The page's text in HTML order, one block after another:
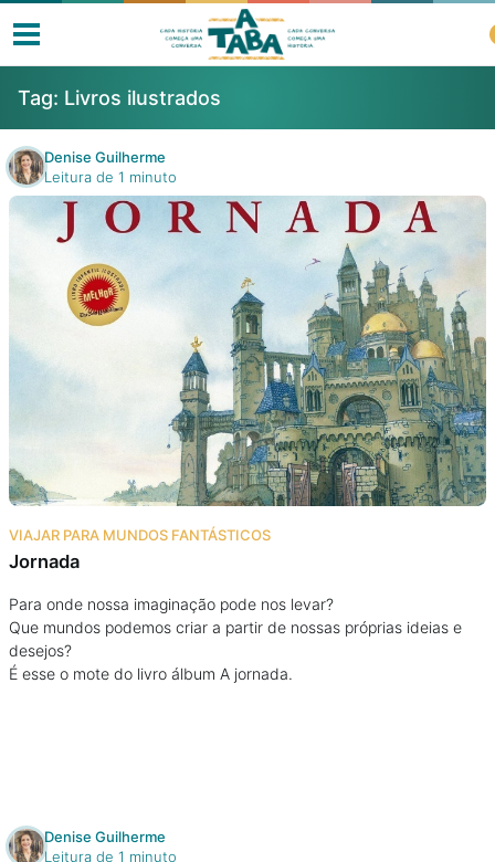
Livros
Resenhas
Clube de Leitores
Listas
Como ler?
Na escola
Na família
Colunas
Tag: Livros ilustrados
Denise Guilherme
Leitura de 1 minuto
VIAJAR PARA MUNDOS FANTÁSTICOS
Jornada
Para onde nossa imaginação pode nos levar?
Que mundos podemos criar a partir de nossas próprias ideias e
desejos?
É esse o mote do livro álbum A jornada.
Denise Guilherme
Leitura de 1 minuto